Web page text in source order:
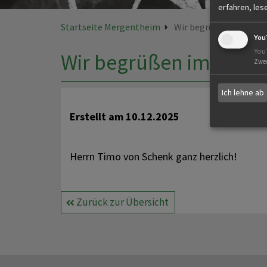
Startseite Mergentheim Wir begrüßen im HR
Wir begrüßen im HR
Erstellt am 10.12.2025
Herrn Timo von Schenk ganz herzlich!
Zurück zur Übersicht
erfahren,
Ich lehne ab